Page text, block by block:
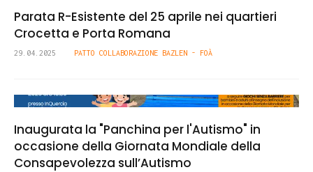
Parata R-Esistente del 25 aprile nei quartieri
Crocetta e Porta Romana
29.04.2025 PATTO COLLABORAZIONE BAZLEN - FOÀ
Inaugurata la "Panchina per l'Autismo" in
occasione della Giornata Mondiale della
Consapevolezza sull’Autismo